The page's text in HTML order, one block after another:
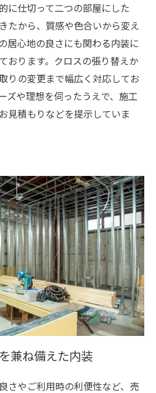
に仕切って二つの部屋にした
たから、質感や色合いから変え
居心地の良さにも関わる内装に
おります。クロスの張り替えか
りの変更まで幅広く対応してお
ズや理想を伺ったうえで、施工
見積もりなどを提示していま
兼ね備えた内装
さやご利用時の利便性など、売